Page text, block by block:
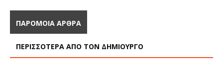
ΠΑΡΟΜΟΙΑ ΑΡΘΡΑ
ΠΕΡΙΣΣΟΤΕΡΑ ΑΠΟ ΤΟΝ ΔΗΜΙΟΥΡΓΟ